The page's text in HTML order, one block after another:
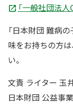
「一般社団法
「日本財団 難病
味をお持ちの方
い。
文責 ライター 玉
日本財団 公益事